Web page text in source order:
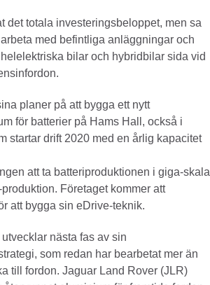
det totala investeringsbeloppet, men sa
med befintliga anläggningar och
bilar och hybridbilar sida vid
planer på att bygga ett nytt
för batterier på Hams Hall, också i
startar drift 2020 med en årlig kapacitet
att ta batteriproduktionen i giga-skala
Företaget kommer att
att bygga sin eDrive-teknik.
nästa fas av sin
som redan har bearbetat mer än
till fordon. Jaguar Land Rover (JLR)